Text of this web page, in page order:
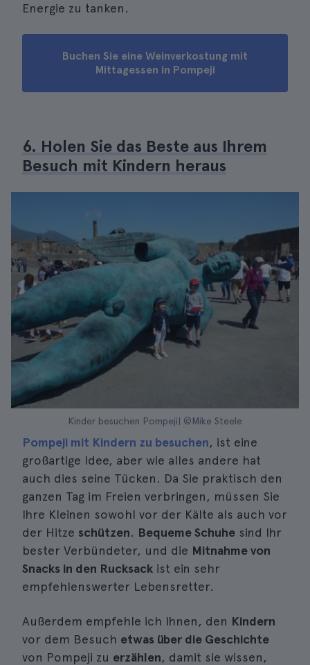
Energie zu tanken.
Buchen Sie eine Weinverkostung mit
Mittagessen in Pompeji
6. Holen Sie das Beste aus Ihrem
Besuch mit Kindern heraus
Kinder besuchen Pompeji| ©Mike Steele
Pompeji mit Kindern zu besuchen, ist eine
großartige Idee, aber wie alles andere hat
auch dies seine Tücken. Da Sie praktisch den
ganzen Tag im Freien verbringen, müssen Sie
Ihre Kleinen sowohl vor der Kälte als auch vor
der Hitze schützen. Bequeme Schuhe sind Ihr
bester Verbündeter, und die Mitnahme von
Snacks in den Rucksack ist ein sehr
empfehlenswerter Lebensretter.
Außerdem empfehle ich Ihnen, den Kindern
vor dem Besuch etwas über die Geschichte
von Pompeji zu erzählen, damit sie wissen,